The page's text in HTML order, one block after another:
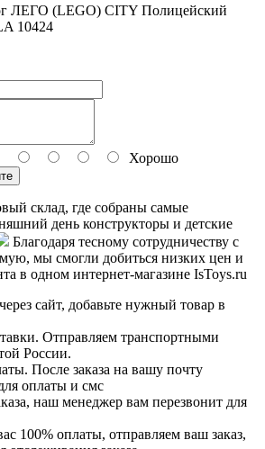
Хорошо
склад, где собраны самые
день конструкторы и детские
Благодаря тесному сотрудничеству с
мы смогли добиться низких цен и
в одном интернет-магазине IsToys.ru
сайт, добавьте нужный товар в
Отправляем транспортными
России.
После заказа на вашу почту
оплаты и смс
наш менеджер вам перезвонит для
100% оплаты, отправляем ваш заказ,